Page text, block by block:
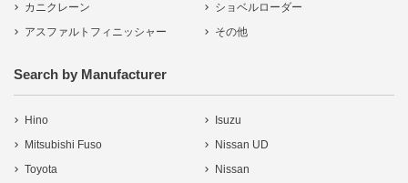
カニクレーン
ショベルローダー
アスファルトフィニッシャー
その他
Search by Manufacturer
Hino
Isuzu
Mitsubishi Fuso
Nissan UD
Toyota
Nissan